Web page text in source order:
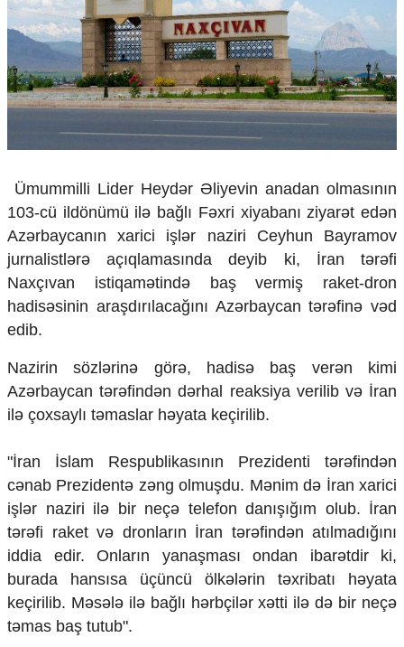
Çarpaz baxış
Təhlil
Siyasi
Geosiyasi
İqtisadi
Multimedia
Foto
Video
İnfoqrafika
Podcast
Humanitar
Elm və təhsil
Mədəniyyət
Diaspor
Yüksəliş hekayəsi
Mədəniyyətimizin Zəfəri
Səhiyyə
Ailə və uşaq
Turizm
İqtisadiyyat
İqtisadi xəbərlər
Energetika
Neft-qaz
Əmək və sosial siyasət
Ümummilli Lider Heydər Əliyevin anadan olmasının
103-cü ildönümü ilə bağlı Fəxri xiyabanı ziyarət edən
Azərbaycanın xarici işlər naziri Ceyhun Bayramov
jurnalistlərə açıqlamasında deyib ki, İran tərəfi
Naxçıvan istiqamətində baş vermiş raket-dron
hadisəsinin araşdırılacağını Azərbaycan tərəfinə vəd
edib.
Nazirin sözlərinə görə, hadisə baş verən kimi
Azərbaycan tərəfindən dərhal reaksiya verilib və İran
ilə çoxsaylı təmaslar həyata keçirilib.
"İran İslam Respublikasının Prezidenti tərəfindən
cənab Prezidentə zəng olmuşdu. Mənim də İran xarici
işlər naziri ilə bir neçə telefon danışığım olub. İran
tərəfi raket və dronların İran tərəfindən atılmadığını
iddia edir. Onların yanaşması ondan ibarətdir ki,
burada hansısa üçüncü ölkələrin təxribatı həyata
keçirilib. Məsələ ilə bağlı hərbçilər xətti ilə də bir neçə
təmas baş tutub".